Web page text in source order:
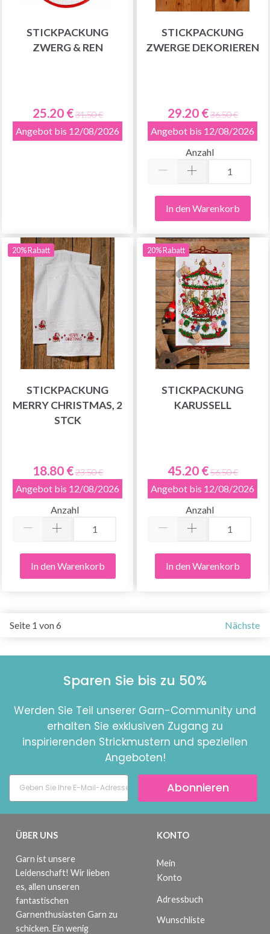
STICKPACKUNG
ZWERG & REN
25.20 €31.50 €
Angebot bis 12/08/2026
STICKPACKUNG
ZWERGE DEKORIEREN
29.20 €36.50 €
Angebot bis 12/08/2026
Anzahl
In den Warenkorb
20% Rabatt
STICKPACKUNG
MERRY CHRISTMAS, 2
STCK
18.80 €23.50 €
Angebot bis 12/08/2026
Anzahl
In den Warenkorb
20% Rabatt
STICKPACKUNG
KARUSSELL
45.20 €56.50 €
Angebot bis 12/08/2026
Anzahl
In den Warenkorb
Seite 1 von 6 Nächste
Sparen Sie bis zu 50%
Werden Sie Teil unserer Garn-Community und
erhalten Sie exklusiven Zugang zu
inspirierenden Strickmustern und speziellen
Angeboten!
Abonnieren
ÜBER UNS
Garn ist unsere
Leidenschaft! Wir lieben
es, allen unseren
fantastischen
Garnenthusiasten Garn zu
schicken. Ein wenig
KONTO
Mein
Konto
Adressbuch
Wunschliste